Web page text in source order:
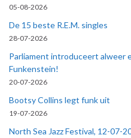
05-08-2026
De 15 beste R.E.M. singles
28-07-2026
Parliament introduceert alweer
Funkenstein!
20-07-2026
Bootsy Collins legt funk uit
19-07-2026
North Sea Jazz Festival, 12-07-